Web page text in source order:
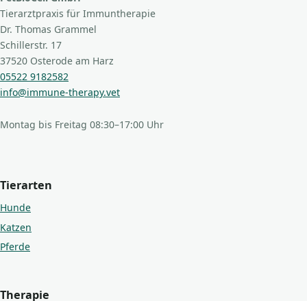
Tierarztpraxis für Immuntherapie
Dr. Thomas Grammel
Schillerstr. 17
37520 Osterode am Harz
05522 9182582
info@immune-therapy.vet
Montag bis Freitag 08:30–17:00 Uhr
Tierarten
Hunde
Katzen
Pferde
Therapie